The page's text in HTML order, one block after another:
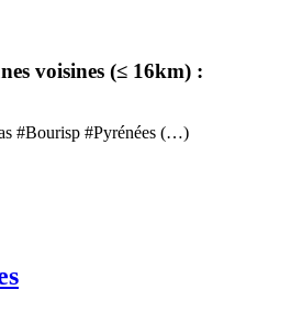
voisines (≤ 16km) :
#Bourisp #Pyrénées (…)